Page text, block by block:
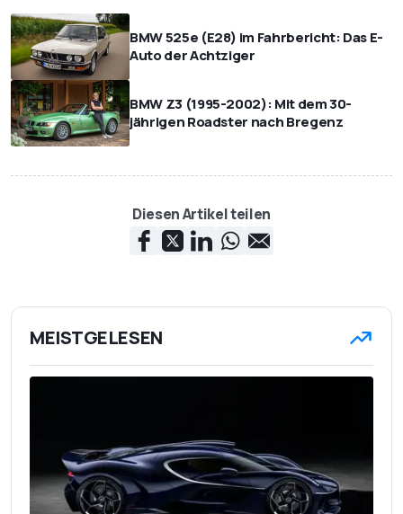
BMW 525e (E28) im Fahrbericht: Das E-
Auto der Achtziger
BMW Z3 (1995-2002): Mit dem 30-
jährigen Roadster nach Bregenz
Diesen Artikel teilen
MEISTGELESEN